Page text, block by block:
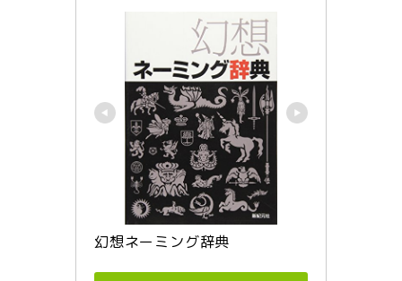
幻想ネーミング辞典